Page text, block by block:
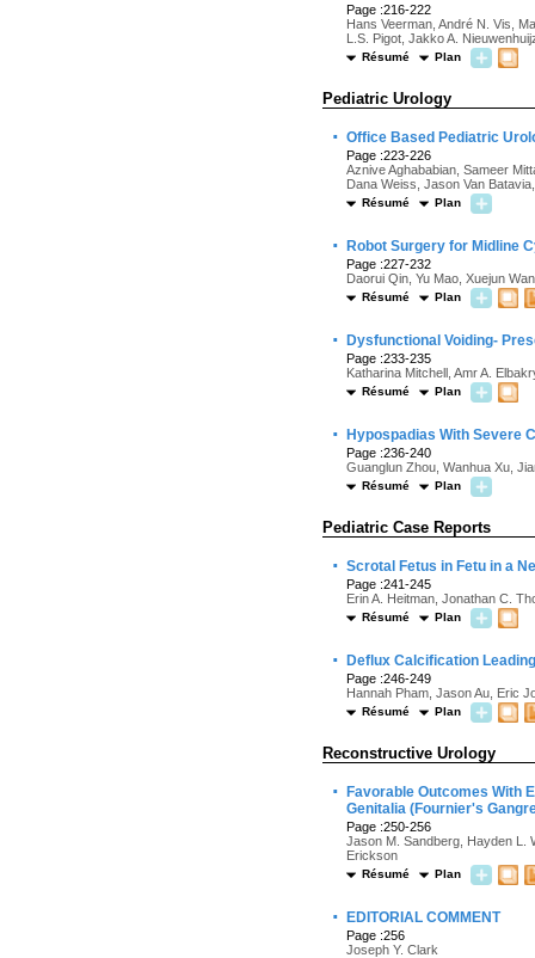
Page :216-222
Hans Veerman, André N. Vis,
L.S. Pigot, Jakko A.
Résumé Plan
Pediatric Urology
· Office Based Pediatric
Page :223-226
Aznive Aghababian, Sameer
Dana Weiss, Jason Van
Résumé Plan
· Robot Surgery for Midline
Page :227-232
Daorui Qin, Yu Mao, Xuejun
Résumé Plan
· Dysfunctional Voiding-
Page :233-235
Katharina Mitchell, Amr A.
Résumé Plan
· Hypospadias With Severe
Page :236-240
Guanglun Zhou, Wanhua Xu,
Résumé Plan
Pediatric Case Reports
· Scrotal Fetus in Fetu in a
Page :241-245
Erin A. Heitman, Jonathan C.
Résumé Plan
· Deflux Calcification
Page :246-249
Hannah Pham, Jason Au, Eric
Résumé Plan
Reconstructive Urology
·
Favorable Outcomes With
Genitalia (Fournier's
Page :250-256
Jason M. Sandberg, Hayden L.
Erickson
Résumé Plan
· EDITORIAL COMMENT
Page :256
Joseph Y. Clark